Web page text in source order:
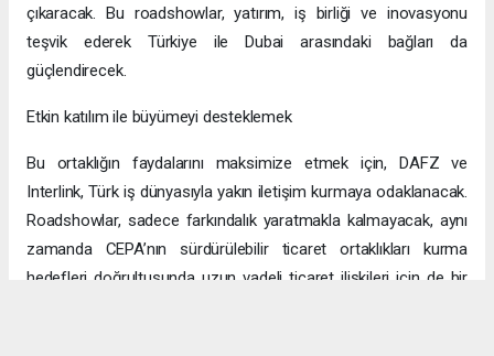
çıkaracak. Bu roadshowlar, yatırım, iş birliği ve inovasyonu
teşvik ederek Türkiye ile Dubai arasındaki bağları da
güçlendirecek.
Etkin katılım ile büyümeyi desteklemek
Bu ortaklığın faydalarını maksimize etmek için, DAFZ ve
Interlink, Türk iş dünyasıyla yakın iletişim kurmaya odaklanacak.
Roadshowlar, sadece farkındalık yaratmakla kalmayacak, aynı
zamanda CEPA’nın sürdürülebilir ticaret ortaklıkları kurma
hedefleri doğrultusunda uzun vadeli ticaret ilişkileri için de bir